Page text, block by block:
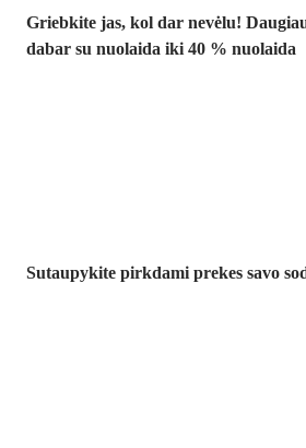
Griebkite jas, kol dar nevėlu!
dabar su nuolaida iki 40 % nuolaida
Sutaupykite pirkdami prekes savo